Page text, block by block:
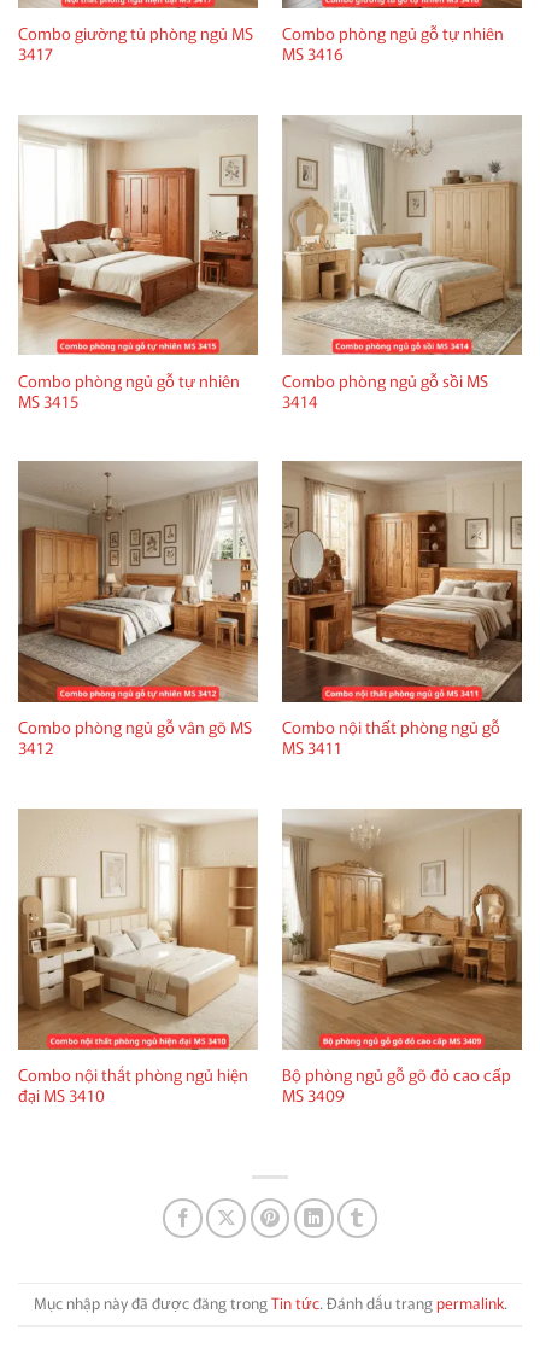
Combo giường tủ phòng ngủ MS
3417
Combo phòng ngủ gỗ tự nhiên
MS 3416
Combo phòng ngủ gỗ tự nhiên
MS 3415
Combo phòng ngủ gỗ sồi MS
3414
Combo phòng ngủ gỗ vân gõ MS
3412
Combo nội thất phòng ngủ gỗ
MS 3411
Combo nội thất phòng ngủ hiện
đại MS 3410
Bộ phòng ngủ gỗ gõ đỏ cao cấp
MS 3409
Mục nhập này đã được đăng trongTin tức. Đánh dấu trangpermalink.